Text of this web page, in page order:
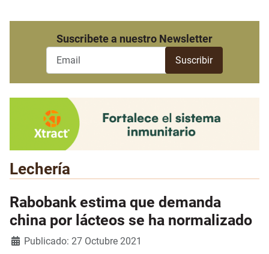
Suscribete a nuestro Newsletter
Lechería
Rabobank estima que demanda
china por lácteos se ha normalizado
Detalles
Publicado: 27 Octubre 2021